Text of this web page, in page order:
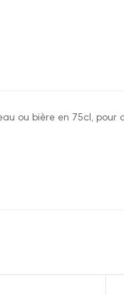
ou bière en 75cl,